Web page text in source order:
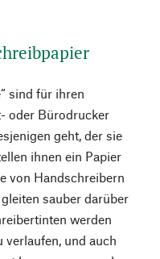
sind für ihren
oder Büro­drucker
geht, der sie
ihnen ein Papier
von Handschreibern
sauber darüber
werden
verlaufen, und auch